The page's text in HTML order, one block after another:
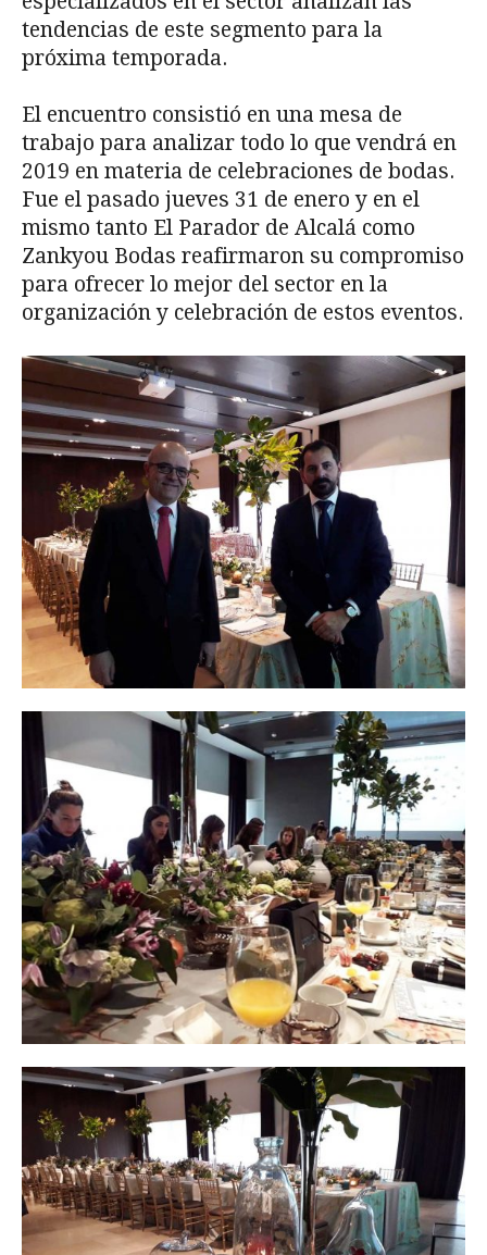
tendencias de este segmento para la
próxima temporada.
El encuentro consistió en una mesa de
trabajo para analizar todo lo que vendrá en
2019 en materia de celebraciones de bodas.
Fue el pasado jueves 31 de enero y en el
mismo tanto El Parador de Alcalá como
Zankyou Bodas reafirmaron su compromiso
para ofrecer lo mejor del sector en la
organización y celebración de estos eventos.